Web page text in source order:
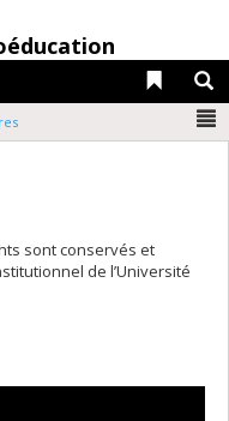
Liens
sont conservés et
de l’Université